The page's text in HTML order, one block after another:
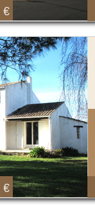
€
€